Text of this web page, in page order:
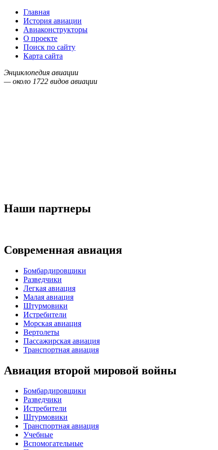
Главная
История авиации
Авиаконструкторы
О проекте
Поиск по сайту
Карта сайта
Энциклопедия авиации
— около 1722 видов авиации
Наши партнеры
Современная авиация
Бомбардировщики
Разведчики
Легкая авиация
Малая авиация
Штурмовики
Истребители
Морская авиация
Вертолеты
Пассажирская авиация
Транспортная авиация
Авиация второй мировой войны
Бомбардировщики
Разведчики
Истребители
Штурмовики
Транспортная авиация
Учебные
Вспомогательные